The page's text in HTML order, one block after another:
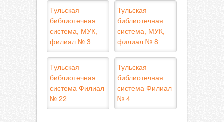
Тульская
библиотечная
система, МУК,
филиал № 3
Тульская
библиотечная
система, МУК,
филиал № 8
Тульская
библиотечная
система Филиал
№ 22
Тульская
библиотечная
система Филиал
№ 4